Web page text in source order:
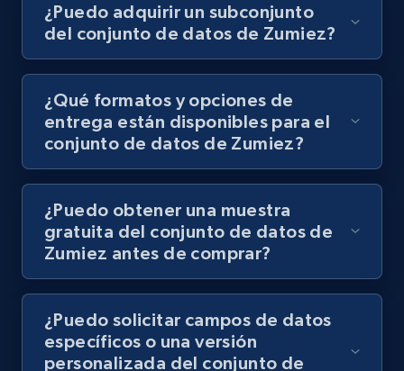
¿Puedo adquirir un subconjunto
del conjunto de datos de Zumiez?
¿Qué formatos y opciones de
entrega están disponibles para el
conjunto de datos de Zumiez?
¿Puedo obtener una muestra
gratuita del conjunto de datos de
Zumiez antes de comprar?
¿Puedo solicitar campos de datos
específicos o una versión
personalizada del conjunto de